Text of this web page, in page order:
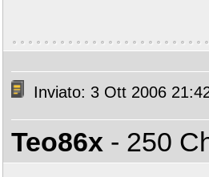
Inviato: 3 Ott 2006
Teo86x - 250